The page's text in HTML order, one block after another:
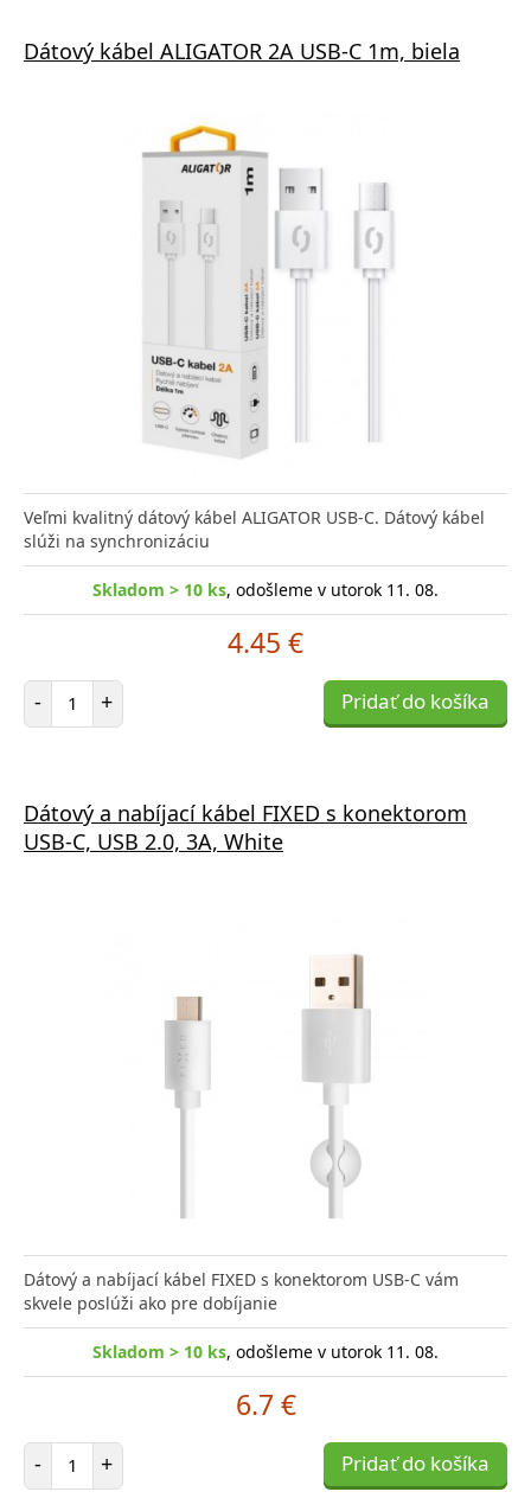
Dátový kábel ALIGATOR 2A USB-C 1m, biela
Veľmi kvalitný dátový kábel ALIGATOR USB-C. Dátový kábel
slúži na synchronizáciu
Skladom > 10 ks, odošleme v utorok 11. 08.
4.45 €
- Počet položiek
+ Pridať do košíka
Dátový a nabíjací kábel FIXED s konektorom
USB-C, USB 2.0, 3A, White
Dátový a nabíjací kábel FIXED s konektorom USB-C vám
skvele poslúži ako pre dobíjanie
Skladom > 10 ks, odošleme v utorok 11. 08.
6.7 €
- Počet položiek
+ Pridať do košíka